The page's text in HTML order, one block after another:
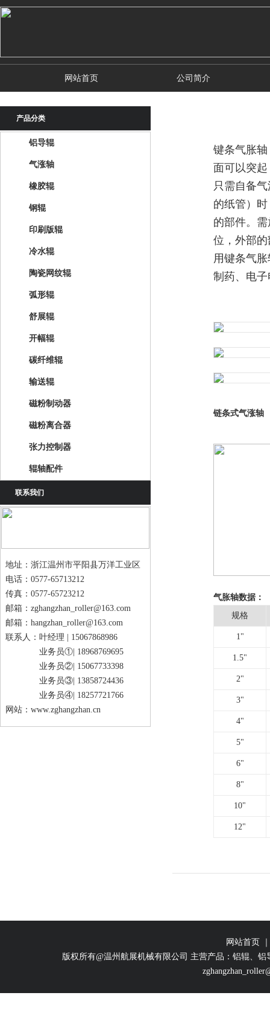
网站首页 公司简介
产品分类
铝导辊
气涨轴
橡胶辊
钢辊
印刷版辊
冷水辊
陶瓷网纹辊
弧形辊
舒展辊
开幅辊
碳纤维辊
输送辊
磁粉制动器
磁粉离合器
张力控制器
辊轴配件
联系我们
地址：浙江温州市平阳县万洋工业区
电话：0577-65713212
传真：0577-65723212
邮箱： zghangzhan_roller@163.com
邮箱： hangzhan_roller@163.com
联系人：叶经理 | 15067868986
业务员①| 18968769695
业务员②| 15067733398
业务员③| 13858724436
业务员④| 18257721766
网站： www.zghangzhan.cn
键条气胀
面可以突
只需自备
的纸管）
的部件。
位，外部
用键条气
制药、电
链条式气涨轴
气胀轴数据：
规格
1"
1.5"
2"
3"
4"
5"
6"
8"
10"
12"
网站首页
版权所有@温州航展机械有限公司 主营产品：铝辊、